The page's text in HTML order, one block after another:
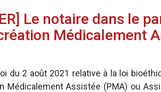
Le notaire dans le
Médicalement
du 2 août 2021 relative à la loi
Médicalement Assistée (PMA) ou